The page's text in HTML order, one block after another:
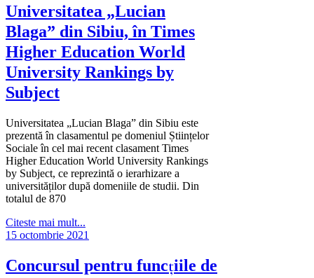
Universitatea „Lucian
Blaga” din Sibiu, în Times
Higher Education World
University Rankings by
Subject
Universitatea „Lucian Blaga” din Sibiu este
prezentă în clasamentul pe domeniul Științelor
Sociale în cel mai recent clasament Times
Higher Education World University Rankings
by Subject, ce reprezintă o ierarhizare a
universităților după domeniile de studii. Din
totalul de 870
Citeste mai mult...
15 octombrie 2021
Concursul pentru funcţiile de